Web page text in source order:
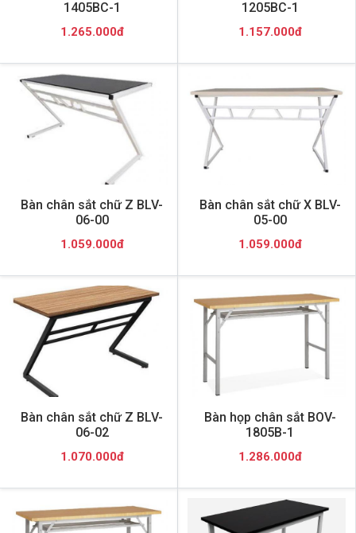
1405BC-1
1.265.000đ
1205BC-1
1.157.000đ
Bàn chân sắt chữ Z BLV-
06-00
1.059.000đ
Bàn chân sắt chữ X BLV-
05-00
1.059.000đ
Bàn chân sắt chữ Z BLV-
06-02
1.070.000đ
Bàn họp chân sắt BOV-
1805B-1
1.286.000đ